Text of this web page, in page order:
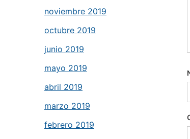
noviembre 2019
octubre 2019
junio 2019
mayo 2019
abril 2019
marzo 2019
febrero 2019